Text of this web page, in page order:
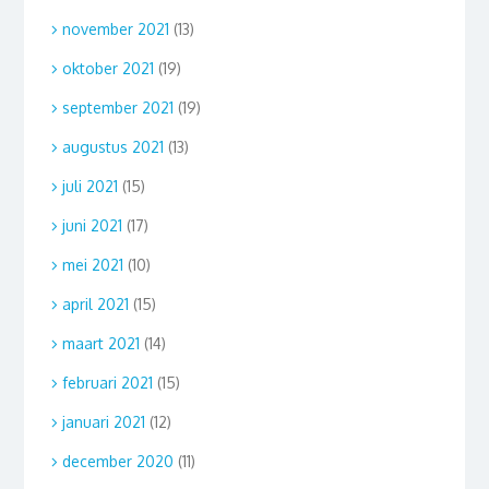
november 2021 (13)
oktober 2021 (19)
september 2021 (19)
augustus 2021 (13)
juli 2021 (15)
juni 2021 (17)
mei 2021 (10)
april 2021 (15)
maart 2021 (14)
februari 2021 (15)
januari 2021 (12)
december 2020 (11)